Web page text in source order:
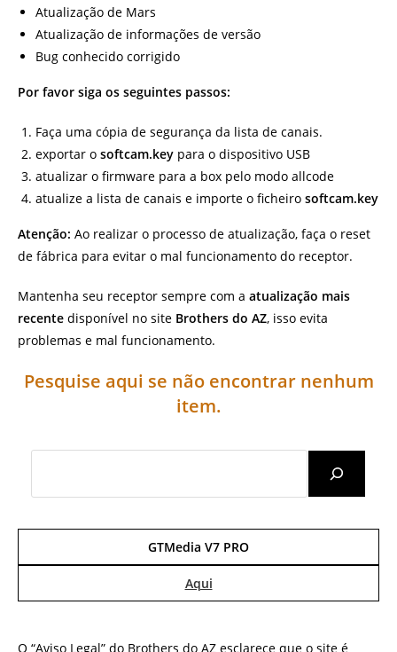
Atualização de Mars
Atualização de informações de versão
Bug conhecido corrigido
Por favor siga os seguintes passos:
Faça uma cópia de segurança da lista de canais.
exportar o softcam.key para o dispositivo USB
atualizar o firmware para a box pelo modo allcode
atualize a lista de canais e importe o ficheiro softcam.key
Atenção: Ao realizar o processo de atualização, faça o reset
de fábrica para evitar o mal funcionamento do receptor.
Mantenha seu receptor sempre com a atualização mais
recente disponível no site Brothers do AZ, isso evita
problemas e mal funcionamento.
Pesquise aqui se não encontrar nenhum
item.
GTMedia V7 PRO
Aqui
O “Aviso Legal” do Brothers do AZ esclarece que o site é